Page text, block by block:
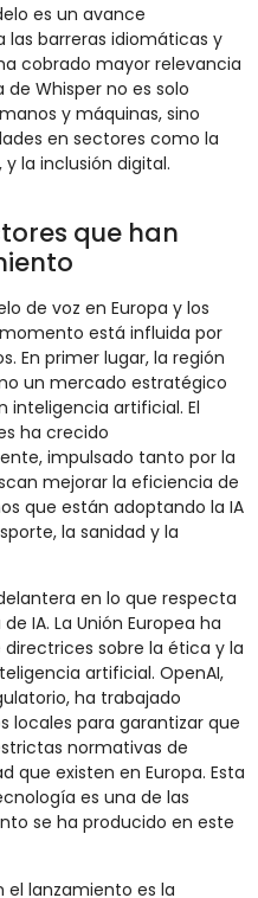
es un avance
barreras idiomáticas y
cobrado mayor relevancia
Whisper no es solo
y máquinas, sino
en sectores como la
la inclusión digital.
que han
de voz en Europa y los
está influida por
En primer lugar, la región
un mercado estratégico
inteligencia artificial. El
ha crecido
impulsado tanto por la
mejorar la eficiencia de
que están adoptando la IA
la sanidad y la
en lo que respecta
IA. La Unión Europea ha
sobre la ética y la
artificial. OpenAI,
ha trabajado
locales para garantizar que
normativas de
que existen en Europa. Esta
es una de las
se ha producido en este
lanzamiento es la